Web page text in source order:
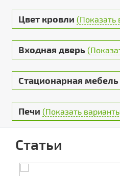
Цвет кровли(Показать
Входная дверь
Стационарная
Печи(Показать
Статьи